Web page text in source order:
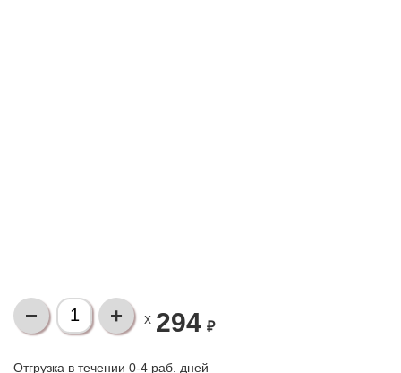
X 294 ₽
Отгрузка в течении 0-4 раб. дней